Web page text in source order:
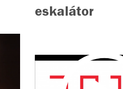
eskalátor